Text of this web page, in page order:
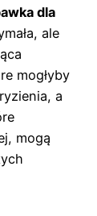
dla
ale
mogłyby
a
mogą